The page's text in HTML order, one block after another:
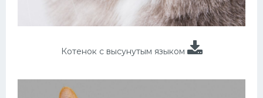
Котенок с высунутым языком